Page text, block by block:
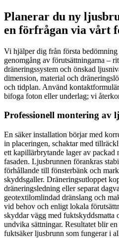
Planerar du ny
en förfrågan via vårt
Vi hjälper dig från första
genomgång av förutsättningarna –
dräneringssystem och önskad
dimension, material och
och tidplan. Använd
bifoga foton eller underlag; vi
Professionell montering av
En säker installation börjar med
in placeringen, schaktar med
ett kapillärbrytande lager av packad
fasaden. Ljusbrunnen förankras
förhållande till fönsterbänk och
skyddsgaller. Dräneringsutloppet
dräneringsledning eller separat
geotextilomlindad dränslang och
vid behov och enligt lokala
skyddar vägg med
undvika sättningar. Resultatet blir
fuktsäker ljusbrunn som fungerar i